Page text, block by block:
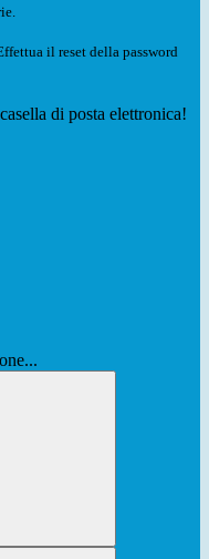
il reset della password
di posta elettronica!